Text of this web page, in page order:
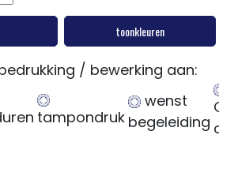
toonkleuren
/ bewerking aan:
tampondruk
wenst
begeleiding